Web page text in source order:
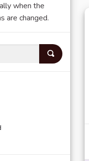
when the
are changed.